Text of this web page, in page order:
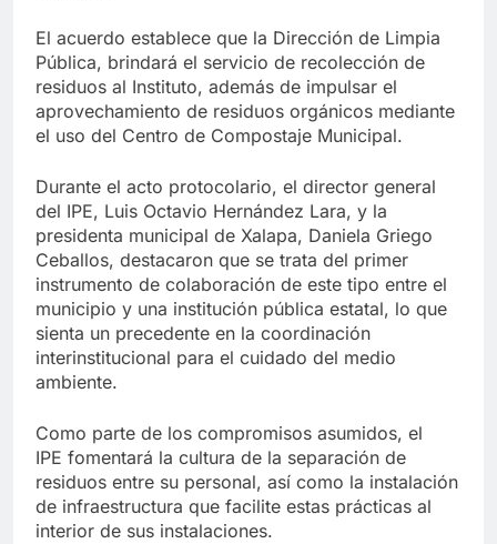
El acuerdo establece que la Dirección de Limpia
Pública, brindará el servicio de recolección de
residuos al Instituto, además de impulsar el
aprovechamiento de residuos orgánicos mediante
el uso del Centro de Compostaje Municipal.
Durante el acto protocolario, el director general
del IPE, Luis Octavio Hernández Lara, y la
presidenta municipal de Xalapa, Daniela Griego
Ceballos, destacaron que se trata del primer
instrumento de colaboración de este tipo entre el
municipio y una institución pública estatal, lo que
sienta un precedente en la coordinación
interinstitucional para el cuidado del medio
ambiente.
Como parte de los compromisos asumidos, el
IPE fomentará la cultura de la separación de
residuos entre su personal, así como la instalación
de infraestructura que facilite estas prácticas al
interior de sus instalaciones.